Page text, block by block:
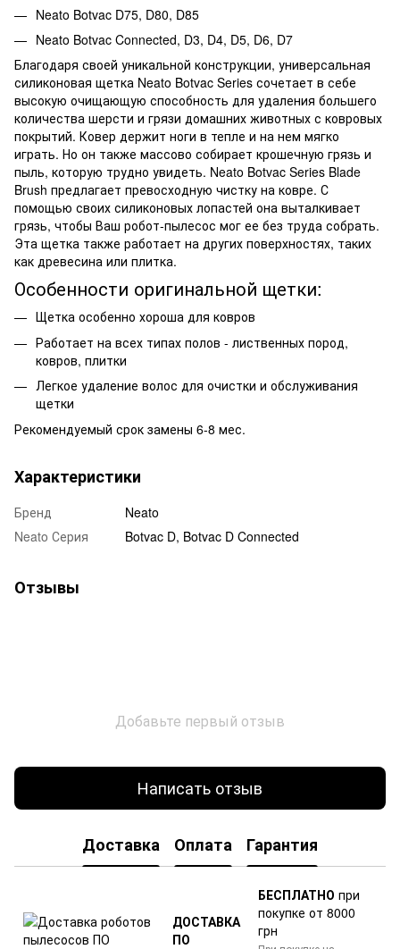
Neato Botvac D75, D80, D85
Neato Botvac Connected, D3, D4, D5, D6, D7
Благодаря своей уникальной конструкции, универсальная
силиконовая щетка Neato Botvac Series сочетает в себе
высокую очищающую способность для удаления большего
количества шерсти и грязи домашних животных с ковровых
покрытий. Ковер держит ноги в тепле и на нем мягко
играть. Но он также массово собирает крошечную грязь и
пыль, которую трудно увидеть. Neato Botvac Series Blade
Brush предлагает превосходную чистку на ковре. С
помощью своих силиконовых лопастей она выталкивает
грязь, чтобы Ваш робот-пылесос мог ее без труда собрать.
Эта щетка также работает на других поверхностях, таких
как древесина или плитка.
Особенности оригинальной щетки:
Щетка особенно хороша для ковров
Работает на всех типах полов - лиственных пород,
ковров, плитки
Легкое удаление волос для очистки и обслуживания
щетки
Рекомендуемый срок замены 6-8 мес.
Характеристики
Бренд
Neato
Neato Серия
Botvac D, Botvac D Connected
Отзывы
Добавьте первый отзыв
Написать отзыв
Доставка Оплата Гарантия
ДОСТАВКА
ПО
БЕСПЛАТНО при
покупке от 8000
грн